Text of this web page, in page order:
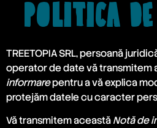
Politica
TREETOPIA SRL, persoană
operator de date vă transmitem
informarepentru a vă explica
protejăm datele cu caracter
Vă transmitem aceastăNotă de